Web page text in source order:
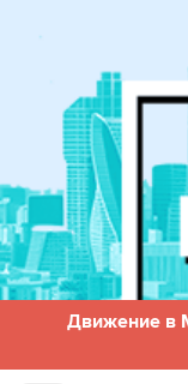
Движение в